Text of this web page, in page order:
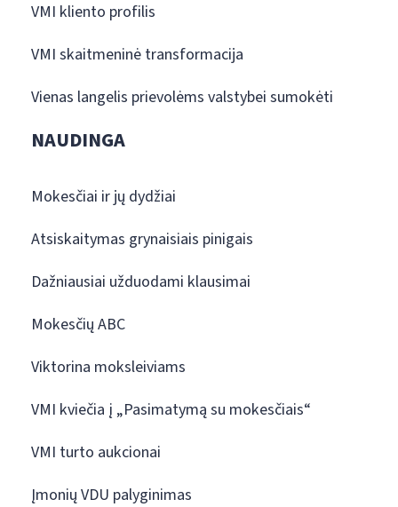
VMI kliento profilis
VMI skaitmeninė transformacija
Vienas langelis prievolėms valstybei sumokėti
NAUDINGA
Mokesčiai ir jų dydžiai
Atsiskaitymas grynaisiais pinigais
Dažniausiai užduodami klausimai
Mokesčių ABC
Viktorina moksleiviams
VMI kviečia į „Pasimatymą su mokesčiais“
VMI turto aukcionai
Įmonių VDU palyginimas